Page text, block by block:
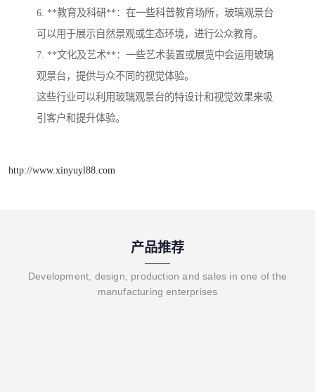
6. **教育及科研**：在一些科普教育场所，玻璃观景台
可以用于展示自然景观或生态环境，进行公众教育。
7. **文化及艺术**：一些艺术装置或展览中会运用玻璃
观景台，提供与众不同的视觉体验。
这些行业可以利用玻璃观景台的特设计和视觉效果来吸
引客户和提升体验。
http://www.xinyuyl88.com
产品推荐
Development, design, production and sales in one of the
manufacturing enterprises